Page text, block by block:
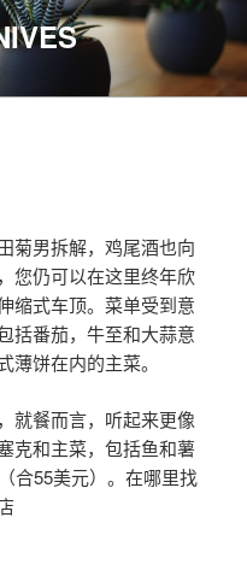
菊男拆解，鸡尾酒也向
您仍可以在这里终年欣
缩式车顶。菜单受到意
括番茄，牛至和大蒜意
薄饼在内的主菜。
就餐而言，听起来更像
克和主菜，包括鱼和薯
合55美元）。在哪里找